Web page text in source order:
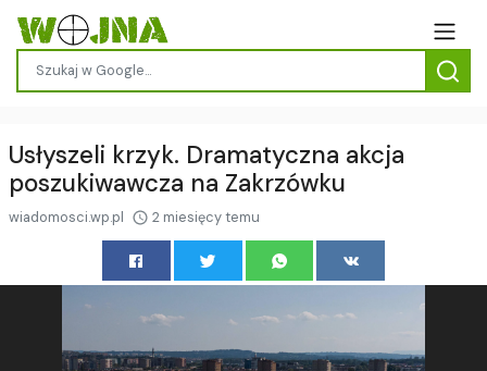
Usłyszeli krzyk. Dramatyczna akcja
poszukiwawcza na Zakrzówku
wiadomosci.wp.pl 2 miesięcy temu